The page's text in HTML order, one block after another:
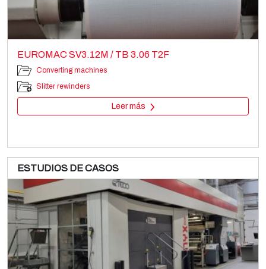
EUROMAC SV3.12M / TB 3.06 T2F
Converting machines
Slitter rewinders
Leer más
SITEC SMA 600-1300
ESTUDIOS DE CASOS